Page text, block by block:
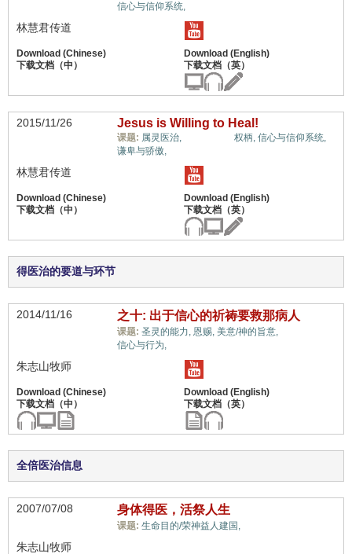
信心与信仰系统,
林慧君传道
2015/11/26 Jesus is Willing to Heal!
课题: 属灵医治, 权柄, 信心与信仰系统,
谦卑与骄傲,
林慧君传道
得医治的要道与环节
2014/11/16 之十: 出于信心的祈祷要救那病人
课题: 圣灵的能力, 恩赐, 美意/神的旨意,
信心与行为,
朱志山牧师
全倍医治信息
2007/07/08 身体得医，活祭人生
课题: 生命目的/荣神益人建国,
朱志山牧师